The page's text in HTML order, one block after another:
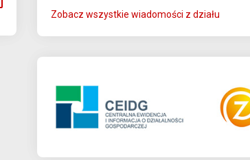
Zobacz wszystkie wiadomości z działu